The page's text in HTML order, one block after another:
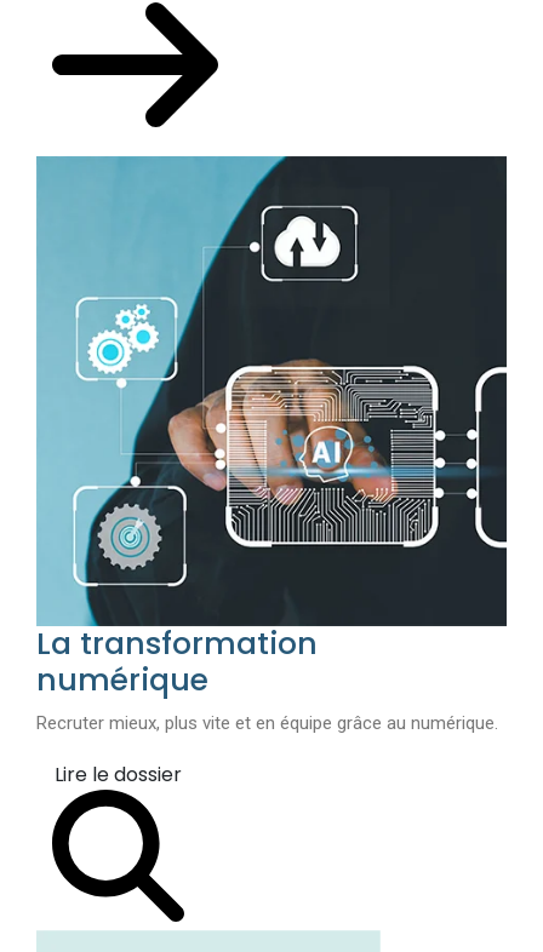
La transformation
numérique
Recruter mieux, plus vite et en équipe grâce au numérique.
Lire le dossier